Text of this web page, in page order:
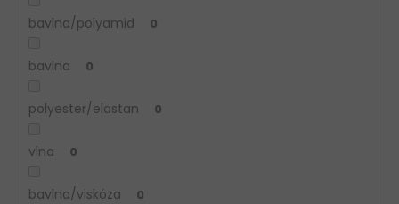
bavlna/polyamid 0
bavlna 0
polyester/elastan 0
vlna 0
bavlna/viskóza 0